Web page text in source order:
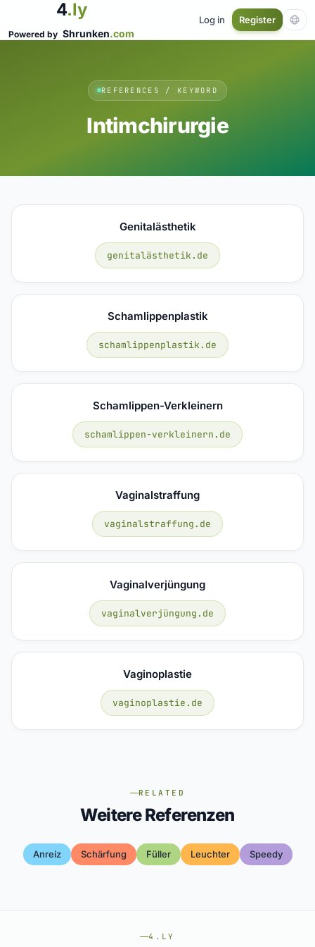
4.ly
Powered by Shrunken.com
Log in Register
REFERENCES / KEYWORD
Intimchirurgie
Genitalästhetik
genitalästhetik.de
Schamlippenplastik
schamlippenplastik.de
Schamlippen-Verkleinern
schamlippen-verkleinern.de
Vaginalstraffung
vaginalstraffung.de
Vaginalverjüngung
vaginalverjüngung.de
Vaginoplastie
vaginoplastie.de
RELATED
Weitere Referenzen
Anreiz Schärfung Füller Leuchter Speedy
4.LY